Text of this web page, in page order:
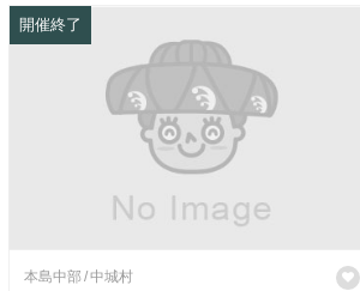
開催終了
本島中部 中城村